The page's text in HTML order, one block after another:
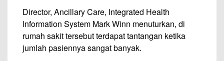
Director, Ancillary Care, Integrated Health
Information System Mark Winn menuturkan, di
rumah sakit tersebut terdapat tantangan ketika
jumlah pasiennya sangat banyak.